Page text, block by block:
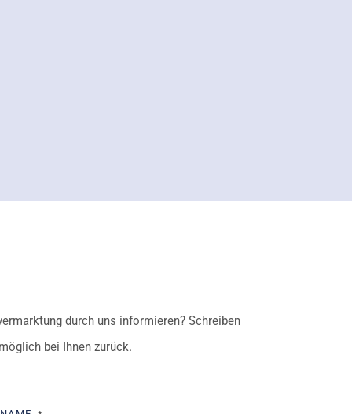
durch uns informieren? Schreiben
bei Ihnen zurück.